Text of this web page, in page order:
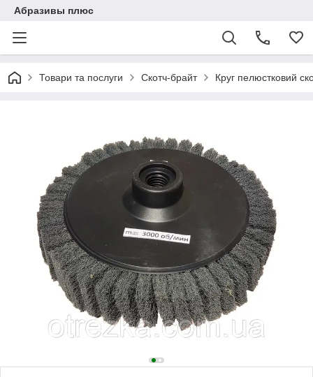
Абразивы плюс
Товари та послуги Скотч-брайт Круг пелюстковий